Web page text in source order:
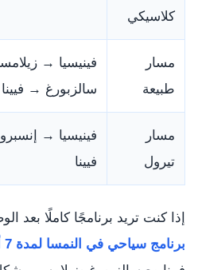
كلاسيكي
مسار
طبيعة
فينيسيا →
سالزبورغ → فيينا
مسار
تيرول
فينيسيا →
فيينا
إذا كنت تريد برنامجًا كاملًا بعد
برنامج سياحي في النمسا لمدة 7 أيام